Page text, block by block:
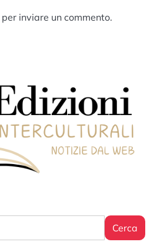
per inviare un commento.
Cerca